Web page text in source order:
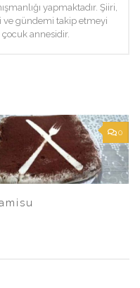
yapmaktadır. Şiiri,
ve gündemi takip etmeyi
annesidir.
0